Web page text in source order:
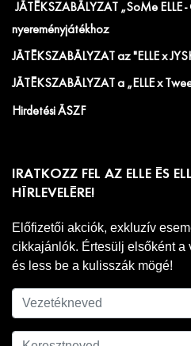
JÁTÉKSZABÁLYZAT „SoMe ELLE
nyereményjátékhoz
JÁTÉKSZABÁLYZAT az "ELLE x
JÁTÉKSZABÁLYZAT a „ELLE x
Hirdetési ÁSZF
IRATKOZZ FEL AZ ELLE ÉS
HÍRLEVELÉRE!
Előfizetői akciók, exkluzív
cikkajánlók. Értesülj elsőként a
és less be a kulisszák mögé!